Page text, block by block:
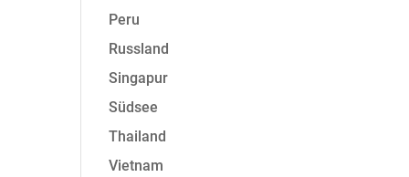
Peru
Russland
Singapur
Südsee
Thailand
Vietnam